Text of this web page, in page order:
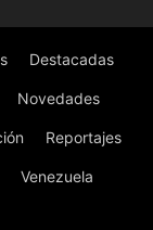
Destacadas
Novedades
Reportajes
Venezuela